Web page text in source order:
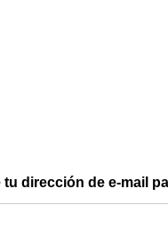
tu dirección de e-mail